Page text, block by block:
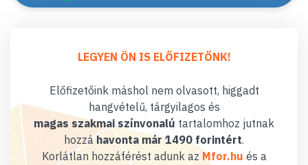
LEGYEN ÖN IS ELŐFIZETŐNK!
Előfizetőink máshol nem olvasott, higgadt
hangvételű, tárgyilagos és
magas szakmai színvonalú tartalomhoz jutnak
hozzáhavonta már 1490 forintért.
Korlátlan hozzáférést adunk az Mfor.hu és a